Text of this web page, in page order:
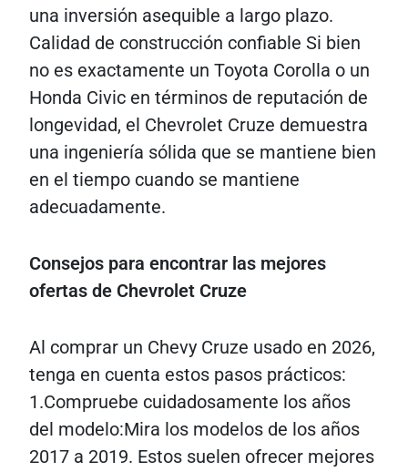
una inversión asequible a largo plazo.
Calidad de construcción confiable Si bien
no es exactamente un Toyota Corolla o un
Honda Civic en términos de reputación de
longevidad, el Chevrolet Cruze demuestra
una ingeniería sólida que se mantiene bien
en el tiempo cuando se mantiene
adecuadamente.
Consejos para encontrar las mejores
ofertas de Chevrolet Cruze
Al comprar un Chevy Cruze usado en 2026,
tenga en cuenta estos pasos prácticos:
1.Compruebe cuidadosamente los años
del modelo:Mira los modelos de los años
2017 a 2019. Estos suelen ofrecer mejores